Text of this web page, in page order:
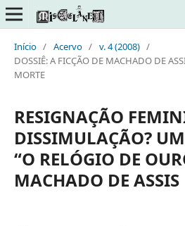
Início / Acervo / v. 4 (2008) /
DOSSIÊ: A FICÇÃO DE MACHADO DE
MORTE
RESIGNAÇÃO
DISSIMULAÇÃO?
“O RELÓGIO DE
MACHADO DE ASSIS